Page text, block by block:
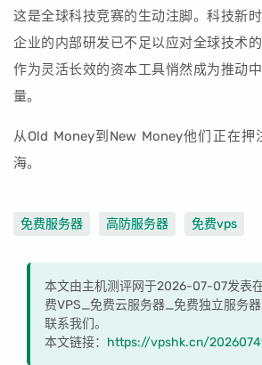
这是全球科技竞赛的生动注脚。科技新
企业的内部研发已不足以应对全球技术
作为灵活长效的资本工具悄然成为推动
量。
从Old Money到New Money他们正在
海。
免费服务器 高防服务器 免费vps
本文由主机测评网于2026-07-07发表
费VPS_免费云服务器_免费独立服务
联系我们。
本文链接： https://vpshk.cn/